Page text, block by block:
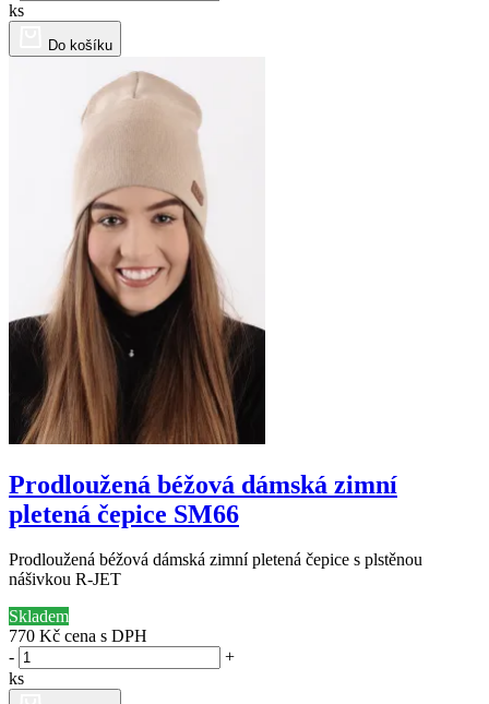
ks
Do košíku
Prodloužená béžová dámská zimní
pletená čepice SM66
Prodloužená béžová dámská zimní pletená čepice s plstěnou
nášivkou R-JET
Skladem
770 Kč cena s DPH
-
+
ks